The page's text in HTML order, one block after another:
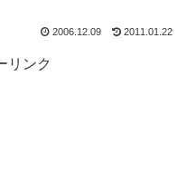
2006.12.09 2011.01.22
リンク